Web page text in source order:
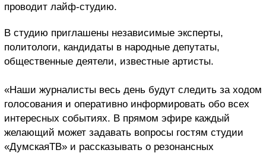
проводит лайф-студию.
В студию приглашены независимые эксперты,
политологи, кандидаты в народные депутаты,
общественные деятели, известные артисты.
«Наши журналисты весь день будут следить за ходом
голосования и оперативно информировать обо всех
интересных событиях. В прямом эфире каждый
желающий может задавать вопросы гостям студии
«ДумскаяТВ» и рассказывать о резонансных